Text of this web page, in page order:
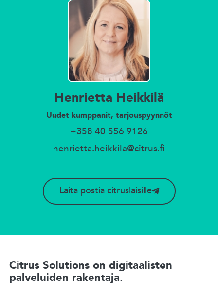
Henrietta Heikkilä
Uudet kumppanit, tarjouspyynnöt
+358 40 556 9126
henrietta.heikkila@citrus.fi
Laita postia citruslaisille
Citrus Solutions on digitaalisten
palveluiden rakentaja.